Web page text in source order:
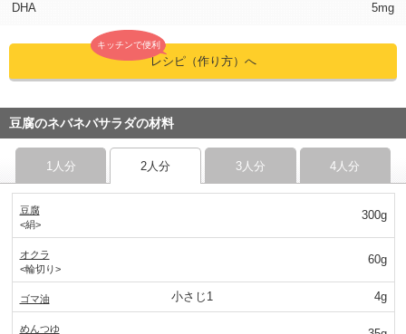
DHA
5mg
キッチンで便利
レシピ（作り方）へ
豆腐のネバネバサラダの材料
1人分 2人分 3人分 4人分
豆腐
<絹>
300g
オクラ
<輪切り>
60g
ゴマ油 小さじ1 4g
めんつゆ